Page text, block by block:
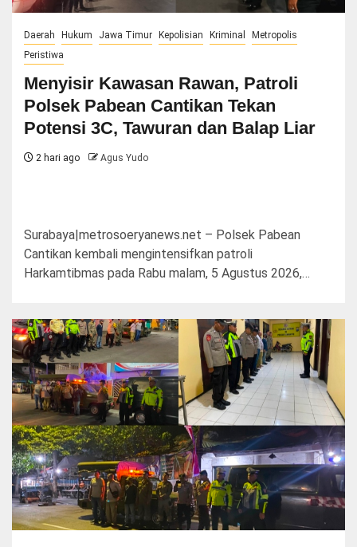
Daerah Hukum Jawa Timur Kepolisian Kriminal
Metropolis
Peristiwa
Menyisir Kawasan Rawan, Patroli
Polsek Pabean Cantikan Tekan
Potensi 3C, Tawuran dan Balap Liar
2 hari ago Agus Yudo
Surabaya|metrosoeryanews.net – Polsek Pabean
Cantikan kembali mengintensifkan patroli
Harkamtibmas pada Rabu malam, 5 Agustus 2026,…